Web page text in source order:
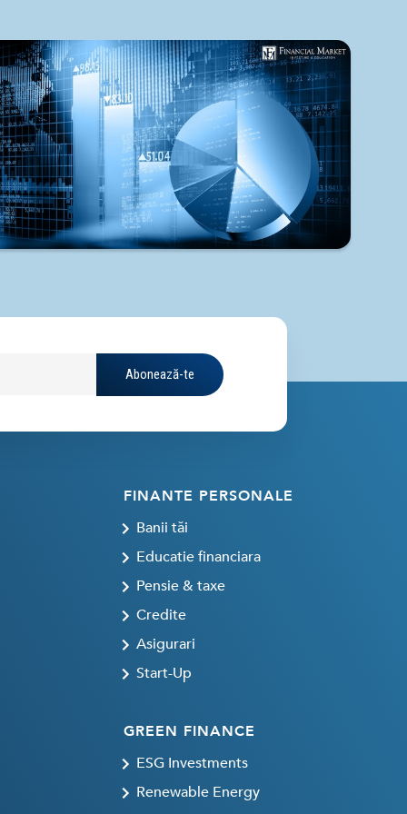
Abonează-te
FINANTE PERSONALE
Banii tăi
Educatie financiara
Pensie & taxe
Credite
Asigurari
Start-Up
GREEN FINANCE
ESG Investments
Renewable Energy